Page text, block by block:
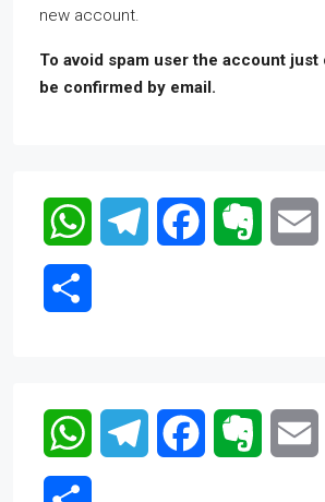
new account.
To avoid spam user the account just
be confirmed by email.
WhatsAppTelegram FacebookEvernote
WhatsAppTelegram FacebookEvernote